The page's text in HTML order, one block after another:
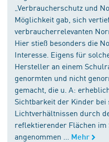
„Verbraucherschutz und
Möglichkeit gab, sich
verbraucherrelevanten
Hier stieß besonders die
Interesse. Eigens für
Hersteller an einem
genormten und nicht
gemacht, die u. A:
Sichtbarkeit der Kinder bei
Lichtverhältnissen durch
reflektierender Flächen im
angenommen ...
Mehr